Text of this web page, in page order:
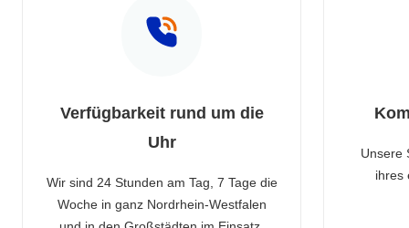
Verfügbarkeit rund um die
Uhr
Wir sind 24 Stunden am Tag, 7 Tage die
Woche in ganz Nordrhein-Westfalen
Unsere
ihres